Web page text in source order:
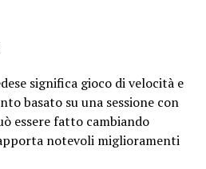
significa gioco di velocità e
basato su una sessione con
essere fatto cambiando
notevoli miglioramenti